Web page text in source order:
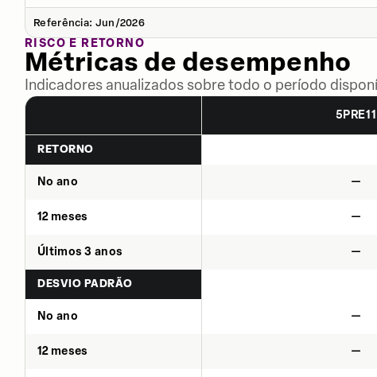
Referência: Jun/2026
RISCO E RETORNO
Métricas de desempenho
Indicadores anualizados sobre todo o período
5PRE11
RETORNO
No ano —
12 meses —
Últimos 3 anos —
DESVIO PADRÃO
No ano —
12 meses —